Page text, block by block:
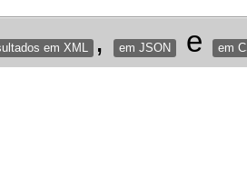
em XML , em JSON e em